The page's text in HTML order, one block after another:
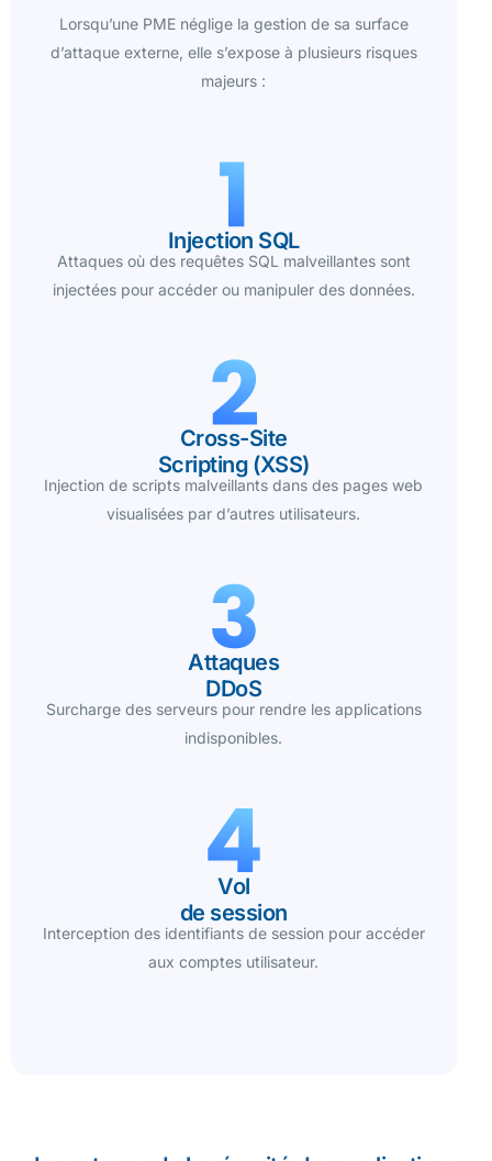
Lorsqu’une PME néglige la gestion de sa surface
d’attaque externe, elle s’expose à plusieurs risques
majeurs :
Injection SQL
Attaques où des requêtes SQL malveillantes sont
injectées pour accéder ou manipuler des données.
Cross-Site
Scripting (XSS)
Injection de scripts malveillants dans des pages web
visualisées par d’autres utilisateurs.
Attaques
DDoS
Surcharge des serveurs pour rendre les applications
indisponibles.
Vol
de session
Interception des identifiants de session pour accéder
aux comptes utilisateur.